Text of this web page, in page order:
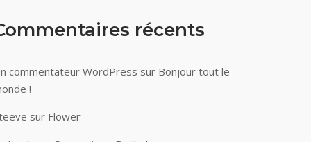
récents
commentateur WordPress sur Bonjour tout le
!
sur Flower